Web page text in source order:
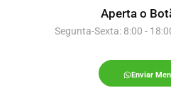
Aperta o
Segunta-Sexta: 8:00 -
Enviar